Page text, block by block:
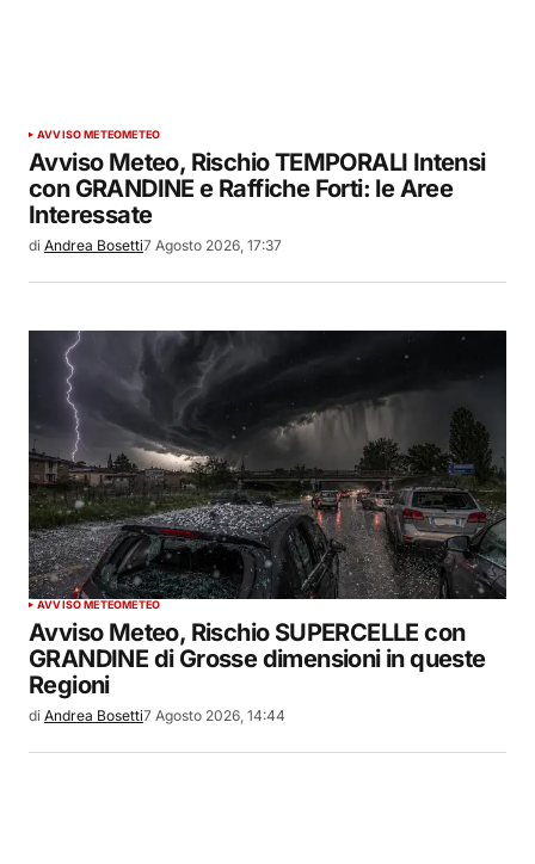
AVVISO METEOMETEO
Avviso Meteo, Rischio TEMPORALI Intensi
con GRANDINE e Raffiche Forti: le Aree
Interessate
di Andrea Bosetti7 Agosto 2026, 17:37
AVVISO METEOMETEO
Avviso Meteo, Rischio SUPERCELLE con
GRANDINE di Grosse dimensioni in queste
Regioni
di Andrea Bosetti7 Agosto 2026, 14:44